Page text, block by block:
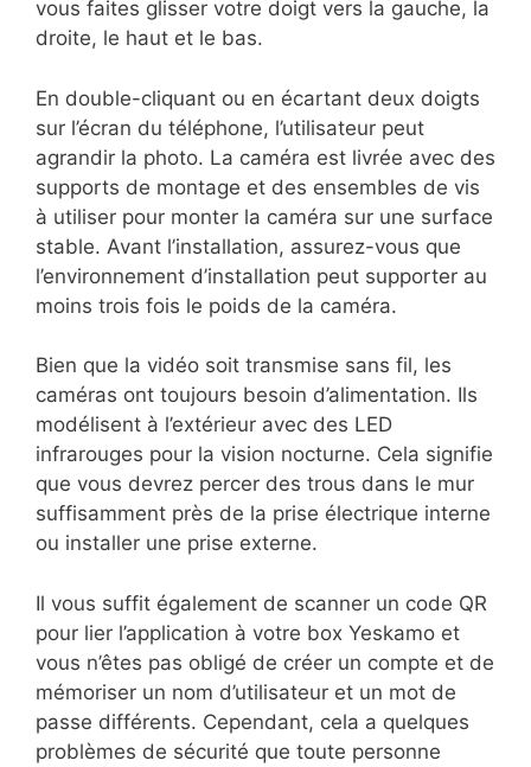
vous faites glisser votre doigt vers la gauche, la
droite, le haut et le bas.
En double-cliquant ou en écartant deux doigts
sur l’écran du téléphone, l’utilisateur peut
agrandir la photo. La caméra est livrée avec des
supports de montage et des ensembles de vis
à utiliser pour monter la caméra sur une surface
stable. Avant l’installation, assurez-vous que
l’environnement d’installation peut supporter au
moins trois fois le poids de la caméra.
Bien que la vidéo soit transmise sans fil, les
caméras ont toujours besoin d’alimentation. Ils
modélisent à l’extérieur avec des LED
infrarouges pour la vision nocturne. Cela signifie
que vous devrez percer des trous dans le mur
suffisamment près de la prise électrique interne
ou installer une prise externe.
Il vous suffit également de scanner un code QR
pour lier l’application à votre box Yeskamo et
vous n’êtes pas obligé de créer un compte et de
mémoriser un nom d’utilisateur et un mot de
passe différents. Cependant, cela a quelques
problèmes de sécurité que toute personne